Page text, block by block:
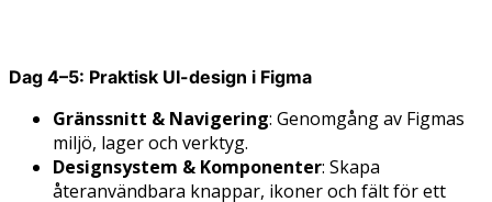
Dag 4–5: Praktisk UI-design i Figma
Gränssnitt & Navigering: Genomgång av Figmas
miljö, lager och verktyg.
Designsystem & Komponenter: Skapa
återanvändbara knappar, ikoner och fält för ett